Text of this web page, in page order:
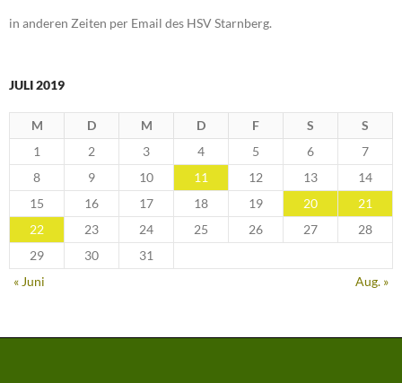
in anderen Zeiten per Email des HSV Starnberg.
JULI 2019
M D M D F S
S
1
2 3 4 5 6
7
8
9 10 11 12 13
14
15
16 17 18 19 20
21
22
23 24 25 26 27
28
29
30
31
« Juni
Aug. »